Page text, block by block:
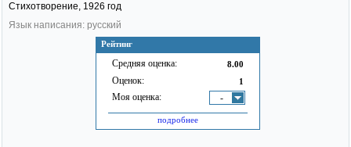
Рейтинг
Средняя оценка: 8.00
Оценок: 1
Моя оценка: -
подробнее
Стихотворение, 1926 год
Язык написания: русский